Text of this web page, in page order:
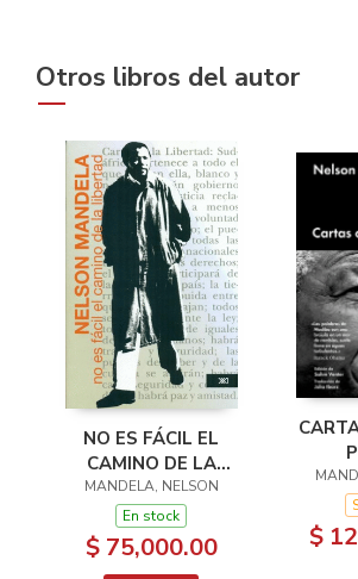
Otros libros del autor
NO ES FÁCIL EL
CAMINO DE LA
LIBERTAD
MANDELA, NELSON
En stock
$ 75,000.00 $